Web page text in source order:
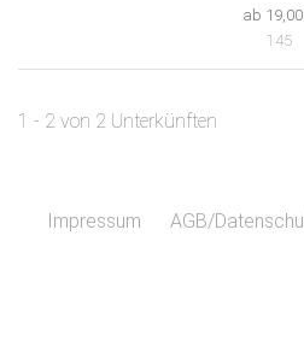
ab
145
1 - 2 von 2 Unterkünften
Impressum AGB/